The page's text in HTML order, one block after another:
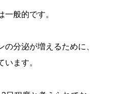
般的です。
分泌が増えるために、
ます。